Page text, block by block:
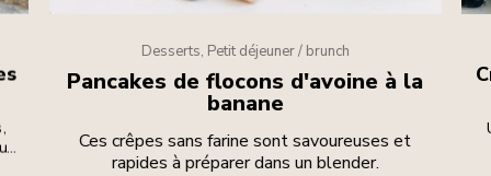
Desserts, Petit déjeuner / brunch
Pancakes de flocons d'avoine à la
banane
Ces crêpes sans farine sont savoureuses et
rapides à préparer dans un blender.